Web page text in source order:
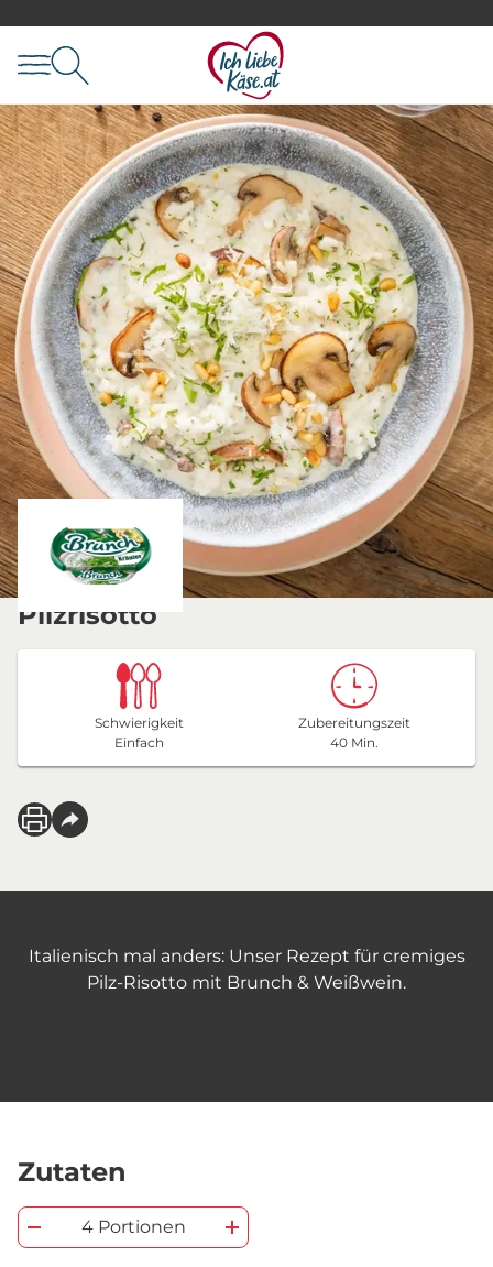
Pilzrisotto
Schwierigkeit
Einfach
Zubereitungszeit
40 Min.
Italienisch mal anders: Unser Rezept für cremiges
Pilz-Risotto mit Brunch & Weißwein.
Zutaten
4 Portionen